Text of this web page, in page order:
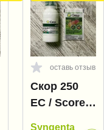
оставь отзыв
Скор 250
EC / Score
Syngenta